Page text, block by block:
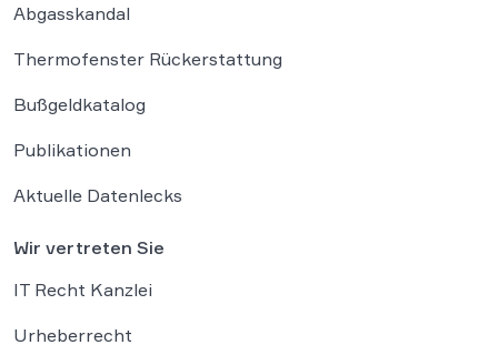
Abgasskandal
Thermofenster Rückerstattung
Bußgeldkatalog
Publikationen
Aktuelle Datenlecks
Wir vertreten Sie
IT Recht Kanzlei
Urheberrecht